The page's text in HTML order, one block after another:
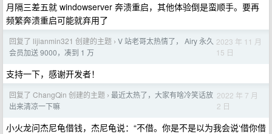
月隔三差五就 windowserver 奔溃重启，其他体验倒是蛮顺手。要再
频繁奔溃重启可能就弃用了
回复了 lijianmin321 创建的主题 › V 站老哥太热情了， Airy 永久
会员加送 9000，凑到 1 万
2023 年 11 月
15 日
支持一下，感谢开发者！
回复了 ChangQin 创建的主题 › 最近太热了，大家有啥冷笑话放
出来清凉一下嘛
2022 年 7 月
2 日
小火龙问杰尼龟借钱，杰尼龟说：“不借。你是不是以为我会说‘借你借